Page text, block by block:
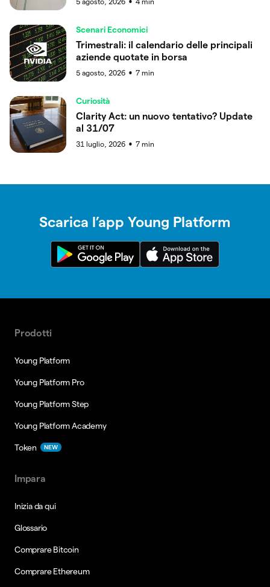
●
Scenari Economici
Trimestrali: il calendario delle principali
aziende quotate in borsa
5 agosto, 2026 ● 7 min
Curiosità
Clarity Act: un nuovo tentativo? Update
al 31/07
31 luglio, 2026 ● 7 min
Scarica l’app Young Platform
Prodotti
Young Platform
Young Platform Pro
Young Platform Step
Young Platform Academy
Token NEW
Impara
Inizia da qui
Glossario
Comprare Bitcoin
Comprare Ethereum